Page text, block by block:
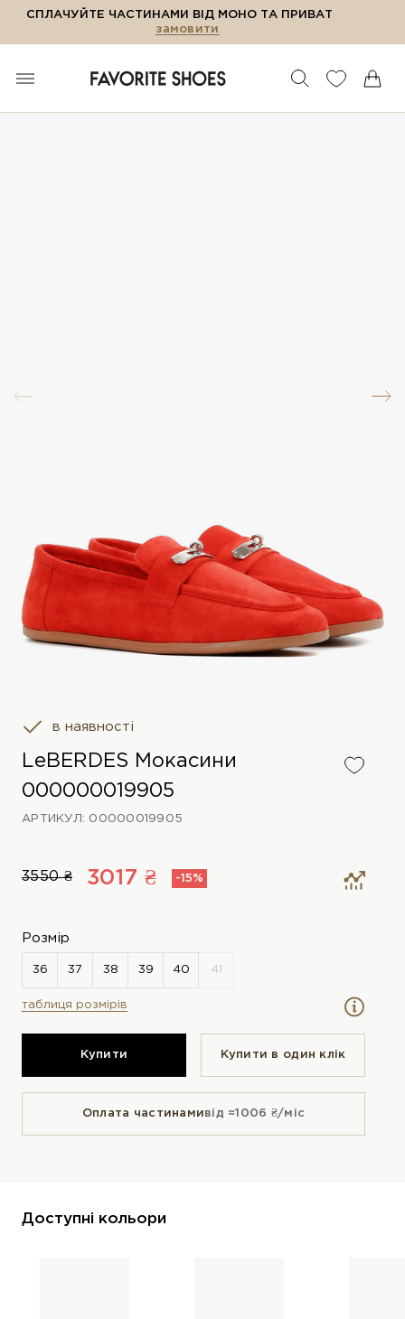
СПЛАЧУЙТЕ ЧАСТИНАМИ ВІД МОНО ТА ПРИВАТ
замовити
в наявності
LeBERDES Мокасини
000000019905
АРТИКУЛ: 00000019905
3550 ₴ 3017 ₴ -15%
Розмір
таблиця розмірів
Купити Купити в один клiк
Оплата частинамивід ≈1006 ₴/міс
Доступні кольори